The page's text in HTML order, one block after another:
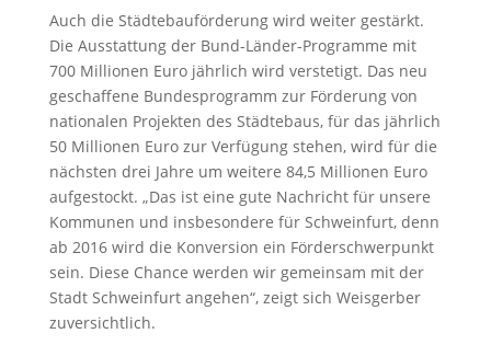
Auch die Städtebauförderung wird weiter gestärkt.
Die Ausstattung der Bund-Länder-Programme mit
700 Millionen Euro jährlich wird verstetigt. Das neu
geschaffene Bundesprogramm zur Förderung von
nationalen Projekten des Städtebaus, für das jährlich
50 Millionen Euro zur Verfügung stehen, wird für die
nächsten drei Jahre um weitere 84,5 Millionen Euro
aufgestockt. „Das ist eine gute Nachricht für unsere
Kommunen und insbesondere für Schweinfurt, denn
ab 2016 wird die Konversion ein Förderschwerpunkt
sein. Diese Chance werden wir gemeinsam mit der
Stadt Schweinfurt angehen“, zeigt sich Weisgerber
zuversichtlich.